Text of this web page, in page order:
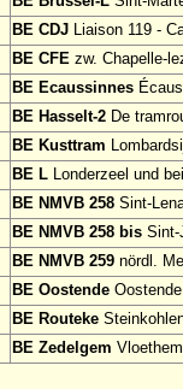
BE CDJ Liaison 119 -
BE CFE zw. Chapelle-
BE Ecaussinnes
BE Hasselt-2 De
BE Kusttram
BE L Londerzeel und
BE NMVB 258 Sint-
BE NMVB 258 bis Sint-
BE NMVB 259 nördl.
BE Oostende
BE Routeke
BE Zedelgem